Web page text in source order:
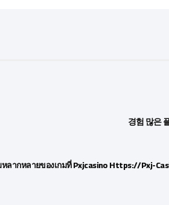
경험 많은
ลากหลายของเกมที่ Pxjcasino Https://pxj-